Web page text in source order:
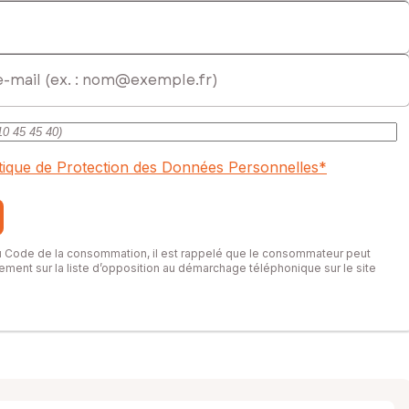
de Protection des Données Personnelles*
Code de la consommation, il est rappelé que le consommateur peut
sur la liste d’opposition au démarchage téléphonique sur le site